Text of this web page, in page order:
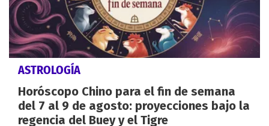
ASTROLOGÍA
Horóscopo Chino para el fin de semana
del 7 al 9 de agosto: proyecciones bajo la
regencia del Buey y el Tigre